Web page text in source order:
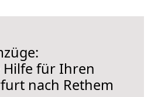
Hilfe für Ihren
nach Rethem